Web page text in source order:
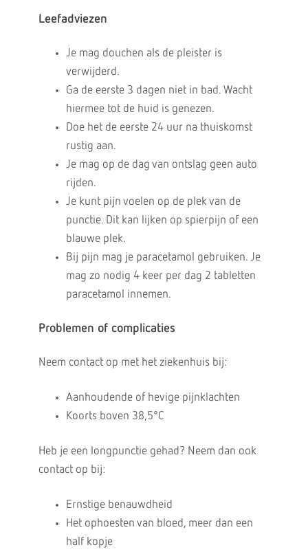
Leefadviezen
Je mag douchen als de pleister is
verwijderd.
Ga de eerste 3 dagen niet in bad. Wacht
hiermee tot de huid is genezen.
Doe het de eerste 24 uur na thuiskomst
rustig aan.
Je mag op de dag van ontslag geen auto
rijden.
Je kunt pijn voelen op de plek van de
punctie. Dit kan lijken op spierpijn of een
blauwe plek.
Bij pijn mag je paracetamol gebruiken. Je
mag zo nodig 4 keer per dag 2 tabletten
paracetamol innemen.
Problemen of complicaties
Neem contact op met het ziekenhuis bij:
Aanhoudende of hevige pijnklachten
Koorts boven 38,5°C
Heb je een longpunctie gehad? Neem dan ook
contact op bij:
Ernstige benauwdheid
Het ophoesten van bloed, meer dan een
half kopje